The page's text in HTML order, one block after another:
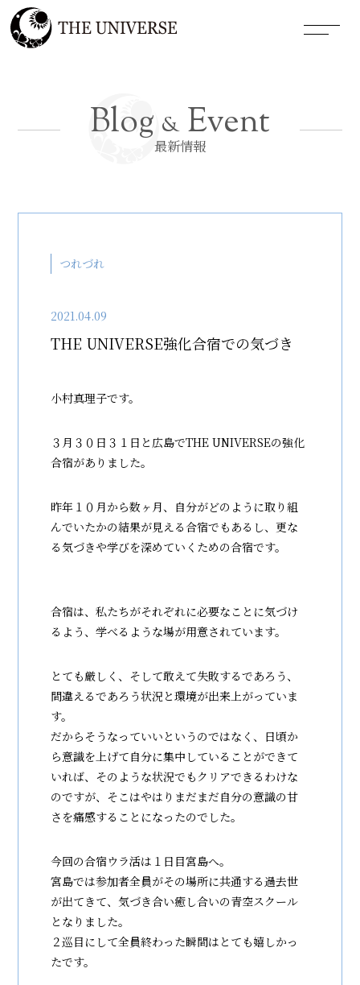
Blog & Event
最新情報
つれづれ
2021.04.09
THE UNIVERSE強化合宿での気づき
小村真理子です。
３月３０日３１日と広島でTHE UNIVERSEの強化
合宿がありました。
昨年１０月から数ヶ月、自分がどのように取り組
んでいたかの結果が見える合宿でもあるし、更な
る気づきや学びを深めていくための合宿です。
合宿は、私たちがそれぞれに必要なことに気づけ
るよう、学べるような場が用意されています。
とても厳しく、そして敢えて失敗するであろう、
間違えるであろう状況と環境が出来上がっていま
す。
だからそうなっていいというのではなく、日頃か
ら意識を上げて自分に集中していることができて
いれば、そのような状況でもクリアできるわけな
のですが、そこはやはりまだまだ自分の意識の甘
さを痛感することになったのでした。
今回の合宿ウラ活は１日目宮島へ。
宮島では参加者全員がその場所に共通する過去世
が出てきて、気づき合い癒し合いの青空スクール
となりました。
２巡目にして全員終わった瞬間はとても嬉しかっ
たです。